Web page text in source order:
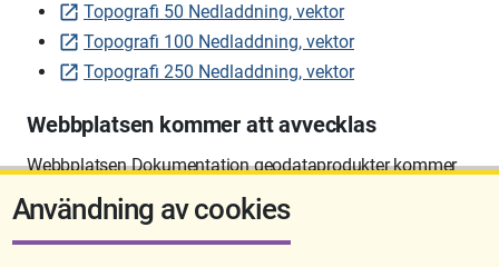
Topografi 50 Nedladdning, vektor
Topografi 100 Nedladdning, vektor
Topografi 250 Nedladdning, vektor
Webbplatsen kommer att avvecklas
Webbplatsen Dokumentation geodataprodukter kommer
att avvecklas på sikt.
Användning av cookies